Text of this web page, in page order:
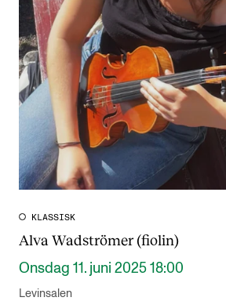
KLASSISK
Alva Wadströmer (fiolin)
Onsdag 11. juni 2025 18:00
Levinsalen